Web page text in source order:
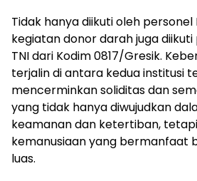
Tidak hanya diikuti oleh personel
kegiatan donor darah juga
TNI dari Kodim 0817/Gresik.
terjalin di antara kedua institusi
mencerminkan soliditas dan
yang tidak hanya diwujudkan
keamanan dan ketertiban,
kemanusiaan yang bermanfaat
luas.